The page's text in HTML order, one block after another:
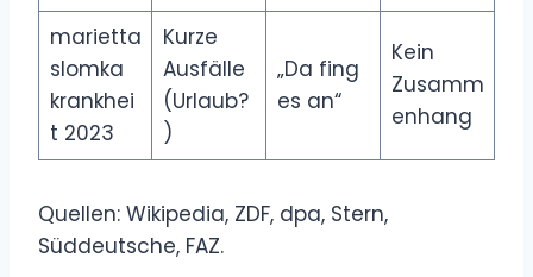
marietta
slomka
krankhei
t 2023
Kurze
Ausfälle
(Urlaub?
)
„Da fing
es an“
Kein
Zusamm
enhang
Quellen: Wikipedia, ZDF, dpa, Stern,
Süddeutsche, FAZ.